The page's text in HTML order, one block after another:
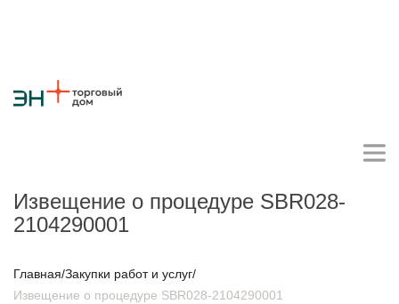
Личный кабинет поставщика
Извещение о процедуре SBR028-
2104290001
Главная/Закупки работ и услуг/
Извещение о процедуре SBR028-2104290001